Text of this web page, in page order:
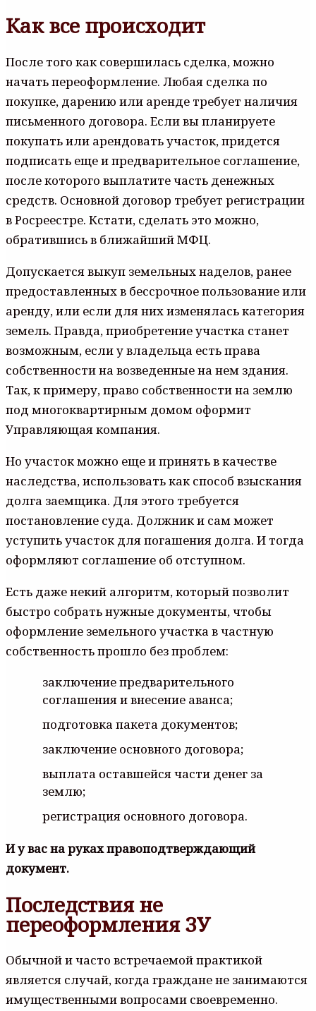
Как все происходит
После того как совершилась сделка, можно
начать переоформление. Любая сделка по
покупке, дарению или аренде требует наличия
письменного договора. Если вы планируете
покупать или арендовать участок, придется
подписать еще и предварительное соглашение,
после которого выплатите часть денежных
средств. Основной договор требует регистрации
в Росреестре. Кстати, сделать это можно,
обратившись в ближайший МФЦ.
Допускается выкуп земельных наделов, ранее
предоставленных в бессрочное пользование или
аренду, или если для них изменялась категория
земель. Правда, приобретение участка станет
возможным, если у владельца есть права
собственности на возведенные на нем здания.
Так, к примеру, право собственности на землю
под многоквартирным домом оформит
Управляющая компания.
Но участок можно еще и принять в качестве
наследства, использовать как способ взыскания
долга заемщика. Для этого требуется
постановление суда. Должник и сам может
уступить участок для погашения долга. И тогда
оформляют соглашение об отступном.
Есть даже некий алгоритм, который позволит
быстро собрать нужные документы, чтобы
оформление земельного участка в частную
собственность прошло без проблем:
заключение предварительного
соглашения и внесение аванса;
подготовка пакета документов;
заключение основного договора;
выплата оставшейся части денег за
землю;
регистрация основного договора.
И у вас на руках правоподтверждающий
документ.
Последствия не
переоформления ЗУ
Обычной и часто встречаемой практикой
является случай, когда граждане не занимаются
имущественными вопросами своевременно.